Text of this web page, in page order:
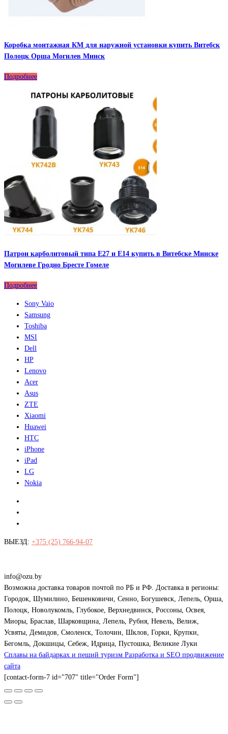
Коробка монтажная КМ для наружной установки купить Витебск
Полоцк Орша Могилев Минск
Подробнее
Патрон карболитовый типа Е27 и Е14 купить в Витебске Минске
Могилеве Гродно Бресте Гомеле
Подробнее
Sony Vaio
Samsung
Toshiba
MSI
Dell
HP
Lenovo
Acer
Asus
ZTE
Xiaomi
Huawei
HTC
iPhone
iPad
LG
Nokia
ВЫЕЗД: +375 (25) 766-94-07
info@ozu.by
Возможна доставка товаров почтой по РБ и РФ. Доставка в регионы:
Городок, Шумилино, Бешенковичи, Сенно, Богушевск, Лепель, Орша,
Полоцк, Новолукомль, Глубокое, Верхнедвинск, Россоны, Освея,
Миоры, Браслав, Шарковщина, Лепель, Рубня, Невель, Велиж,
Усвяты, Демидов, Смоленск, Толочин, Шклов, Горки, Крупки,
Бегомль, Докшицы, Себеж, Идрица, Пустошка, Великие Луки
Сплавы на байдарках и пеший туризм Разработка и SEO продвижение
сайта
[contact-form-7 id="707" title="Order Form"]